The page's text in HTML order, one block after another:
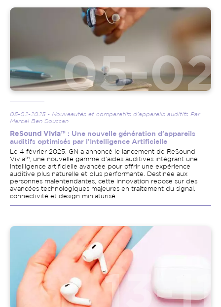
Image
05-02-2025 - Nouveautés et comparatifs d'appareils auditifs Par
Marcel Ben Soussan
ReSound Vivia™ : Une nouvelle génération d’appareils
auditifs optimisés par l’Intelligence Artificielle
Le 4 février 2025, GN a annoncé le lancement de ReSound
Vivia™, une nouvelle gamme d’aides auditives intégrant une
intelligence artificielle avancée pour offrir une expérience
auditive plus naturelle et plus performante. Destinée aux
personnes malentendantes, cette innovation repose sur des
avancées technologiques majeures en traitement du signal,
connectivité et design miniaturisé.
Image